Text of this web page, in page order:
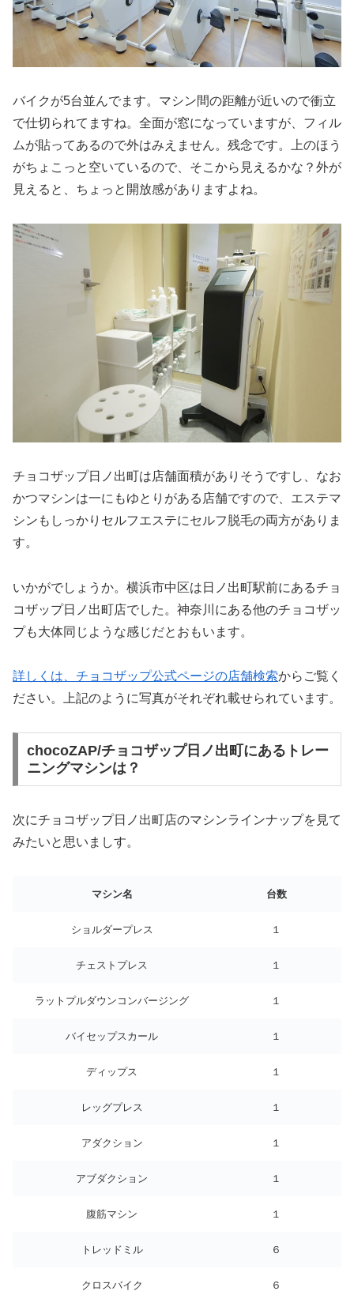
バイクが5台並んでます。マシン間の距離が近いので衝立
で仕切られてますね。全面が窓になっていますが、フィル
ムが貼ってあるので外はみえません。残念です。上のほう
がちょこっと空いているので、そこから見えるかな？外が
見えると、ちょっと開放感がありますよね。
チョコザップ日ノ出町は店舗面積がありそうですし、なお
かつマシンは一にもゆとりがある店舗ですので、エステマ
シンもしっかりセルフエステにセルフ脱毛の両方がありま
す。
いかがでしょうか。横浜市中区は日ノ出町駅前にあるチョ
コザップ日ノ出町店でした。神奈川にある他のチョコザッ
プも大体同じような感じだとおもいます。
詳しくは、チョコザップ公式ページの店舗検索からご覧く
ださい。上記のように写真がそれぞれ載せられています。
chocoZAP/チョコザップ日ノ出町にあるトレー
ニングマシンは？
次にチョコザップ日ノ出町店のマシンラインナップを見て
みたいと思いましす。
マシン名 台数
ショルダープレス １
チェストプレス １
ラットプルダウンコンバージング １
バイセップスカール １
ディップス １
レッグプレス １
アダクション １
アブダクション １
腹筋マシン １
トレッドミル ６
クロスバイク ６